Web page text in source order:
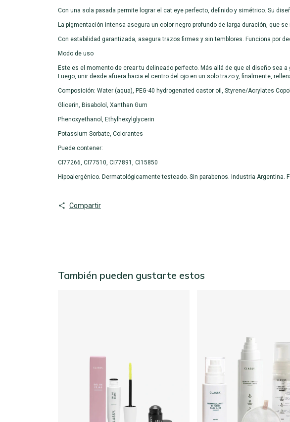
Con una sola pasada permite lograr el cat eye perfecto, definido y simétrico. Su
La pigmentación intensa asegura un color negro profundo de larga duración, que
Con estabilidad garantizada, asegura trazos firmes y sin temblores. Funciona por
Modo de uso
Este es el momento de crear tu delineado perfecto. Más allá de que el diseño sea
Luego, unir desde afuera hacia el centro del ojo en un solo trazo y, finalmente,
Composición: Water (aqua), PEG-40 hydrogenated castor oil, Styrene/Acrylates
Glicerin, Bisabolol, Xanthan Gum
Phenoxyethanol, Ethylhexylglycerin
Potassium Sorbate, Colorantes
Puede contener:
CI77266, CI77510, CI77891, CI15850
Hipoalergénico. Dermatológicamente testeado. Sin parabenos. Industria Argentina.
Compartir
También pueden gustarte estos